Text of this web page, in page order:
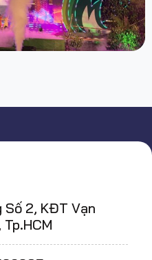
2, KĐT Vạn